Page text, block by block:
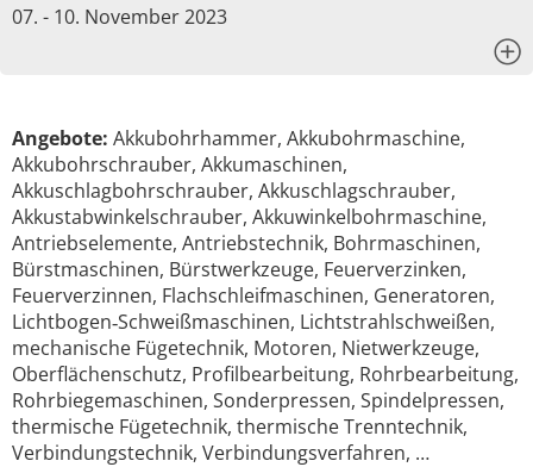
07. - 10. November 2023
Angebote: Akkubohrhammer, Akkubohrmaschine,
Akkubohrschrauber, Akkumaschinen,
Akkuschlagbohrschrauber, Akkuschlagschrauber,
Akkustabwinkelschrauber, Akkuwinkelbohrmaschine,
Antriebselemente, Antriebstechnik, Bohrmaschinen,
Bürstmaschinen, Bürstwerkzeuge, Feuerverzinken,
Feuerverzinnen, Flachschleifmaschinen, Generatoren,
Lichtbogen‐Schweißmaschinen, Lichtstrahlschweißen,
mechanische Fügetechnik, Motoren, Nietwerkzeuge,
Oberflächenschutz, Profilbearbeitung, Rohrbearbeitung,
Rohrbiegemaschinen, Sonderpressen, Spindelpressen,
thermische Fügetechnik, thermische Trenntechnik,
Verbindungstechnik, Verbindungsverfahren, …